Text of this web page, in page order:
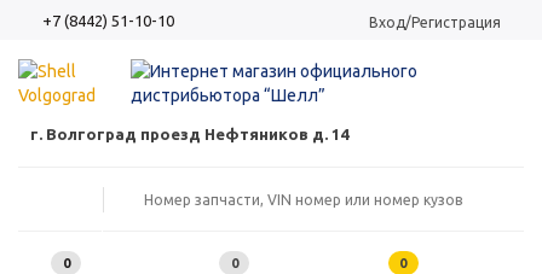
+7 (8442) 51-10-10 Вход/Регистрация
г. Волгоград проезд Нефтяников д. 14
0 0 0